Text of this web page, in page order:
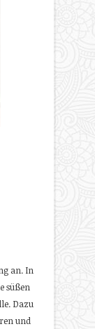
an. In
süßen
Dazu
und